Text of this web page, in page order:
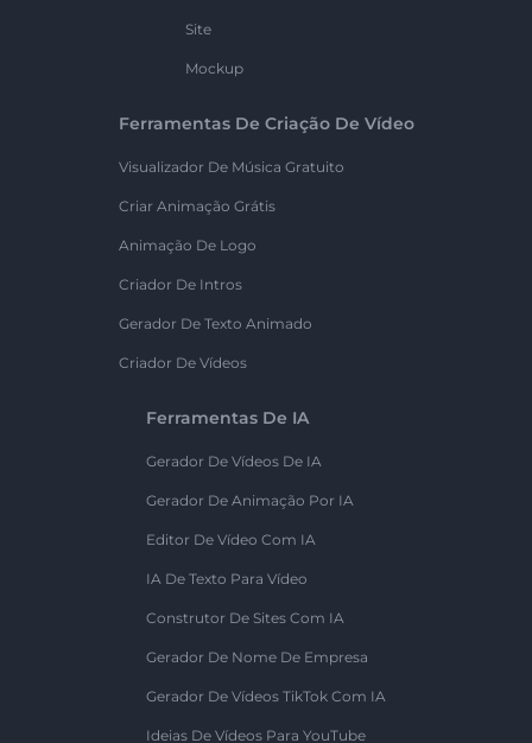
Site
Mockup
Ferramentas De Criação De Vídeo
Visualizador De Música Gratuito
Criar Animação Grátis
Animação De Logo
Criador De Intros
Gerador De Texto Animado
Criador De Vídeos
Ferramentas De IA
Gerador De Vídeos De IA
Gerador De Animação Por IA
Editor De Vídeo Com IA
IA De Texto Para Vídeo
Construtor De Sites Com IA
Gerador De Nome De Empresa
Gerador De Vídeos TikTok Com IA
Ideias De Vídeos Para YouTube